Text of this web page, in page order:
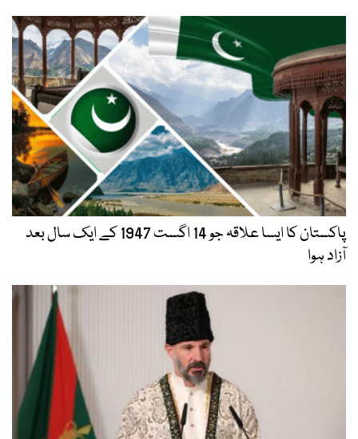
پاکستان کا ایسا علاقہ جو 14 اگست 1947 کے ایک سال بعد
آزاد ہوا